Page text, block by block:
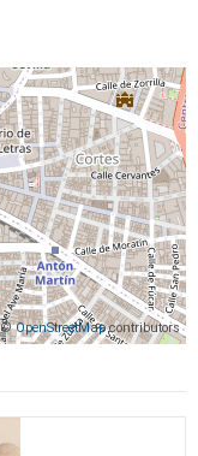
©OpenStreetMapcontributors